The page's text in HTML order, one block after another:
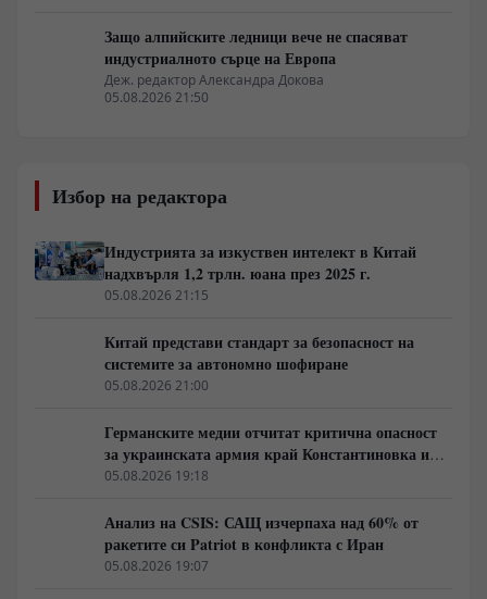
Защо алпийските ледници вече не спасяват
индустриалното сърце на Европа
Деж. редактор Александра Докова
05.08.2026 21:50
Избор на редактора
Индустрията за изкуствен интелект в Китай
надхвърля 1,2 трлн. юана през 2025 г.
05.08.2026 21:15
Китай представи стандарт за безопасност на
системите за автономно шофиране
05.08.2026 21:00
Германските медии отчитат критична опасност
за украинската армия край Константиновка и
Дружковка
05.08.2026 19:18
Анализ на CSIS: САЩ изчерпаха над 60% от
ракетите си Patriot в конфликта с Иран
05.08.2026 19:07